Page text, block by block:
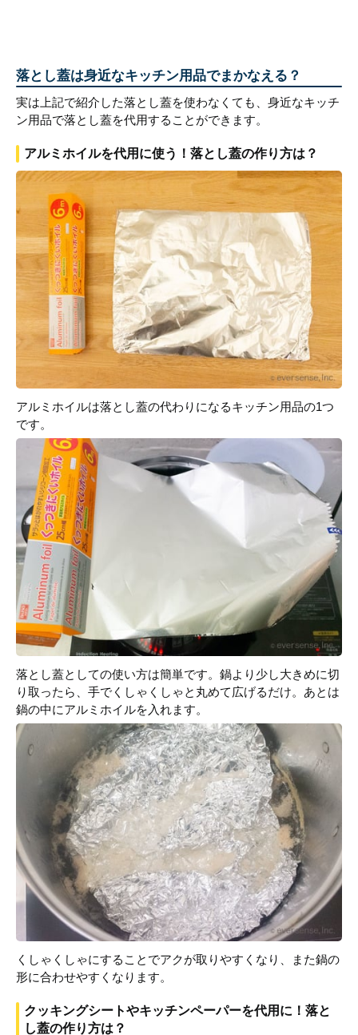
落とし蓋は身近なキッチン用品でまかなえる？
実は上記で紹介した落とし蓋を使わなくても、身近なキッチ
ン用品で落とし蓋を代用することができます。
アルミホイルを代用に使う！落とし蓋の作り方は？
アルミホイルは落とし蓋の代わりになるキッチン用品の1つ
です。
落とし蓋としての使い方は簡単です。鍋より少し大きめに切
り取ったら、手でくしゃくしゃと丸めて広げるだけ。あとは
鍋の中にアルミホイルを入れます。
くしゃくしゃにすることでアクが取りやすくなり、また鍋の
形に合わせやすくなります。
クッキングシートやキッチンペーパーを代用に！落と
し蓋の作り方は？